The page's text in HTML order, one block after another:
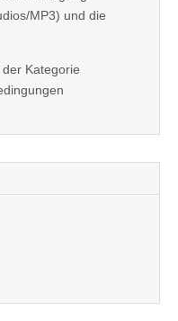
MP3) und die
Kategorie